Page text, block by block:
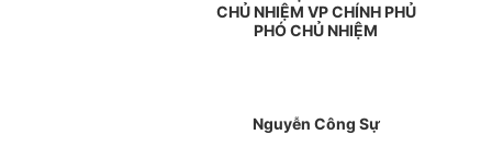
CHỦ NHIỆM VP CHÍNH PHỦ
PHÓ CHỦ NHIỆM
Nguyễn Công Sự